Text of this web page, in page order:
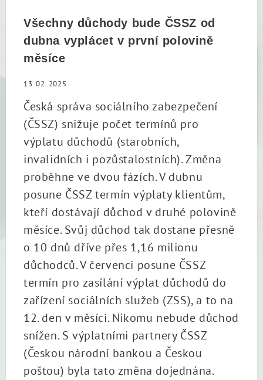
Všechny důchody bude ČSSZ od
dubna vyplácet v první polovině
měsíce
13. 02. 2025
Česká správa sociálního zabezpečení
(ČSSZ) snižuje počet termínů pro
výplatu důchodů (starobních,
invalidních i pozůstalostních). Změna
proběhne ve dvou fázích. V dubnu
posune ČSSZ termín výplaty klientům,
kteří dostávají důchod v druhé polovině
měsíce. Svůj důchod tak dostane přesně
o 10 dnů dříve přes 1,16 milionu
důchodců. V červenci posune ČSSZ
termín pro zasílání výplat důchodů do
zařízení sociálních služeb (ZSS), a to na
12. den v měsíci. Nikomu nebude důchod
snížen. S výplatními partnery ČSSZ
(Českou národní bankou a Českou
poštou) byla tato změna dojednána.